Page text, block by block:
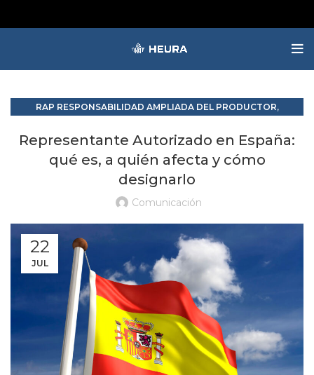
RAP RESPONSABILIDAD AMPLIADA DEL PRODUCTOR,
Representante Autorizado en España:
qué es, a quién afecta y cómo
designarlo
Comunicación
22
JUL